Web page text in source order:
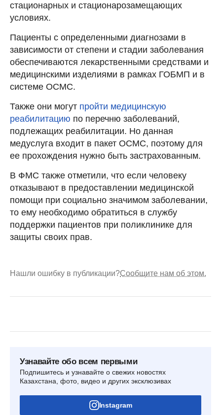
стационарных и стационарозамещающих
условиях.
Пациенты с определенными диагнозами в
зависимости от степени и стадии заболевания
обеспечиваются лекарственными средствами и
медицинскими изделиями в рамках ГОБМП и в
системе ОСМС.
Также они могут пройти медицинскую
реабилитацию по перечню заболеваний,
подлежащих реабилитации. Но данная
медуслуга входит в пакет ОСМС, поэтому для
ее прохождения нужно быть застрахованным.
В ФМС также отметили, что если человеку
отказывают в предоставлении медицинской
помощи при социально значимом заболевании,
то ему необходимо обратиться в службу
поддержки пациентов при поликлинике для
защиты своих прав.
Нашли ошибку в публикации?Сообщите нам об этом.
Узнавайте обо всем первыми
Подпишитесь и узнавайте о свежих новостях
Казахстана, фото, видео и других эксклюзивах
Instagram